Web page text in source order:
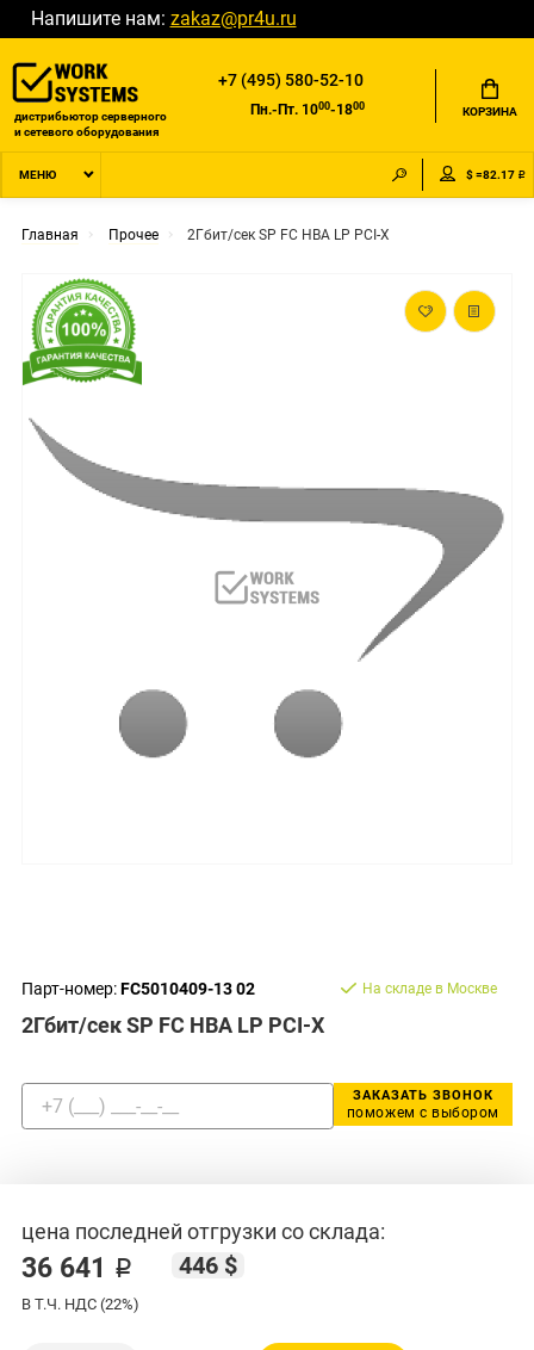
Напишите нам: zakaz@pr4u.ru
дистрибьютор серверного
и сетевого оборудования
+7 (495) 580-52-10
Пн.-Пт. 1000-1800 КОРЗИНА
МЕНЮ $ =82.17 ₽
Главная Прочее 2Гбит/сек SP FC HBA LP PCI-X
Парт-номер:FC5010409-13 02
2Гбит/сек SP FC HBA LP PCI-X
На складе в Москве
ЗАКАЗАТЬ ЗВОНОК
поможем с выбором
цена последней отгрузки со склада:
36 641 ₽ 446 $
В Т.Ч. НДС (22%)